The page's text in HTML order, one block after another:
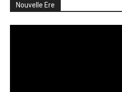
Nouvelle Ere